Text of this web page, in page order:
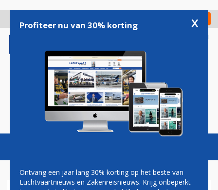
gaan
Check in
Magazine Podcasts Vacatures
Profiteer nu van 30% korting x
Ontvang een jaar lang 30% korting op het beste van
Luchtvaartnieuws en Zakenreisnieuws. Krijg onbeperkt